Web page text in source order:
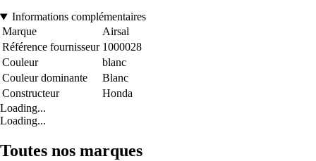
Informations complémentaires
Marque
Airsal
Référence fournisseur 1000028
Couleur
blanc
Couleur dominante
Blanc
Constructeur
Honda
Loading...
Loading...
Toutes nos marques